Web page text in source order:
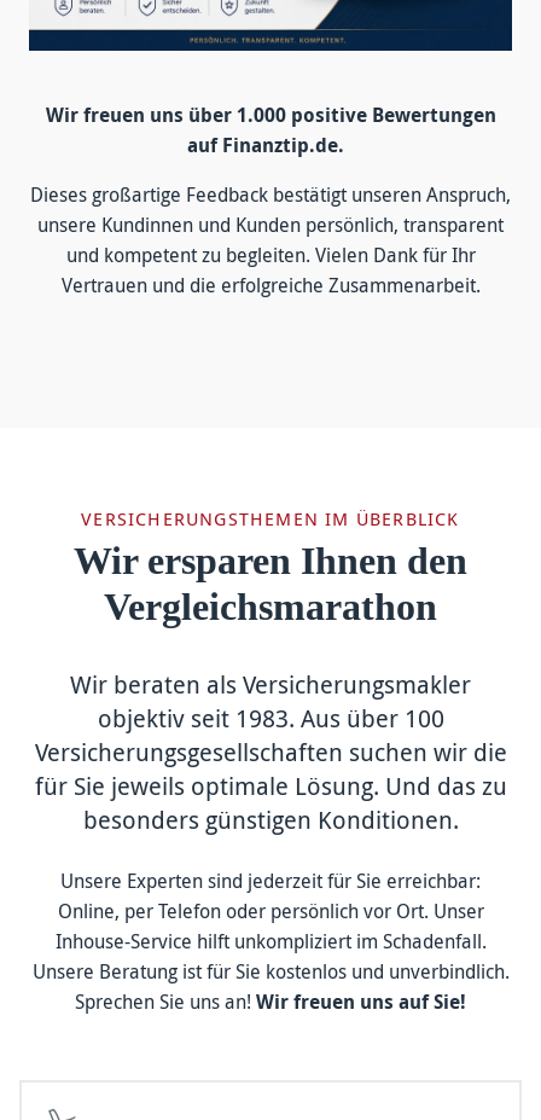
Wir freuen uns über 1.000 positive Bewertungen
auf Finanztip.de.
Dieses großartige Feedback bestätigt unseren Anspruch,
unsere Kundinnen und Kunden persönlich, transparent
und kompetent zu begleiten. Vielen Dank für Ihr
Vertrauen und die erfolgreiche Zusammenarbeit.
VERSICHERUNGSTHEMEN IM ÜBERBLICK
Wir ersparen Ihnen den
Vergleichs­marathon
Wir beraten als Versicherungsmakler
objektiv seit 1983. Aus über 100
Versicherungs­gesellschaften suchen wir die
für Sie jeweils optimale Lösung. Und das zu
besonders günstigen Konditionen.
Unsere Experten sind jederzeit für Sie erreich­bar:
Online, per Telefon oder persönlich vor Ort. Unser
Inhouse-Service hilft unkompliziert im Schaden­fall.
Unsere Beratung ist für Sie kostenlos und un­ver­bindlich.
Sprechen Sie uns an! Wir freuen uns auf Sie!